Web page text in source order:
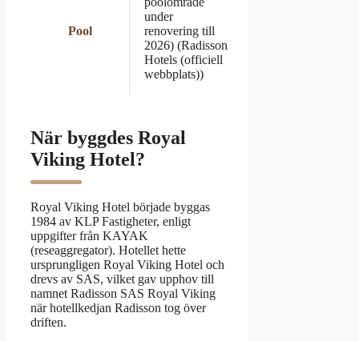
Pool
under
renovering till
2026) (Radisson
Hotels (officiell
webbplats))
När byggdes Royal
Viking Hotel?
Royal Viking Hotel började byggas
1984 av KLP Fastigheter, enligt
uppgifter från KAYAK
(reseaggregator). Hotellet hette
ursprungligen Royal Viking Hotel och
drevs av SAS, vilket gav upphov till
namnet Radisson SAS Royal Viking
när hotellkedjan Radisson tog över
driften.